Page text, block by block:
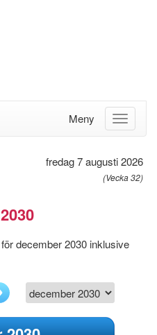
Meny
fredag 7 augusti 2026
(Vecka 32)
december 2030 inklusive